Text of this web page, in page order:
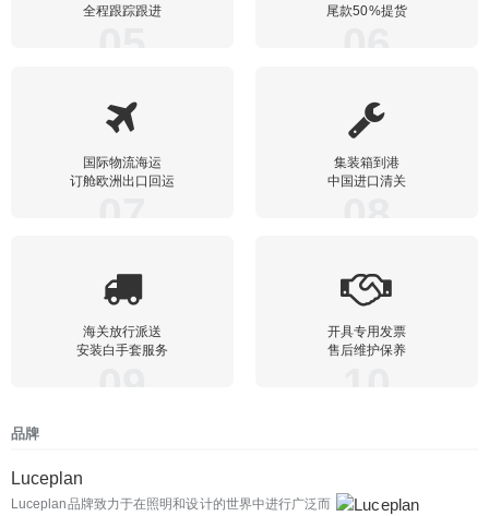
全程跟踪跟进
尾款50%提货
国际物流海运
订舱欧洲出口回运
集装箱到港
中国进口清关
海关放行派送
安装白手套服务
开具专用发票
售后维护保养
品牌
Luceplan
Luceplan品牌致力于在照明和设计的世界中进行广泛而